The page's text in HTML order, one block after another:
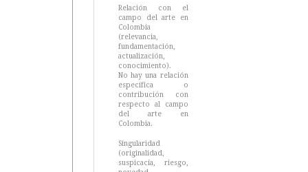
Relación con el
campo del arte en
Colombia
(relevancia,
fundamentación,
actualización,
conocimiento).
No hay una relación
específica o
contribución con
respecto al campo
del arte en
Colombia.
Singularidad
(originalidad,
suspicacia, riesgo,